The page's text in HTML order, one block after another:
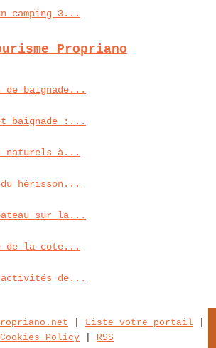
camping 3...
Propriano
baignade...
baignade :...
naturels à...
du hérisson...
sur la...
de la cote...
activités de...
Liste votre portail
Cookies Policy
RSS